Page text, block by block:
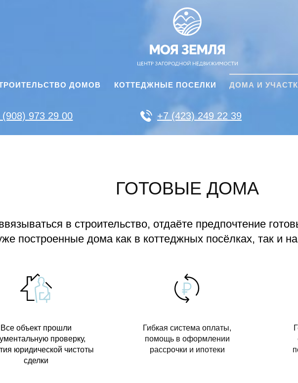
ДОМОВ КОТТЕДЖНЫЕ ПОСЕЛКИ ДОМА И
(908) 973 29 00 +7 (423) 249 22 39
ГОТОВЫЕ ДОМА
в строительство, отдаёте предпочтение
построенные дома как в коттеджных посёлках, так и
Все объект прошли
проверку,
юридической чистоты
сделки
Гибкая система оплаты,
помощь в оформлении
рассрочки и ипотеки